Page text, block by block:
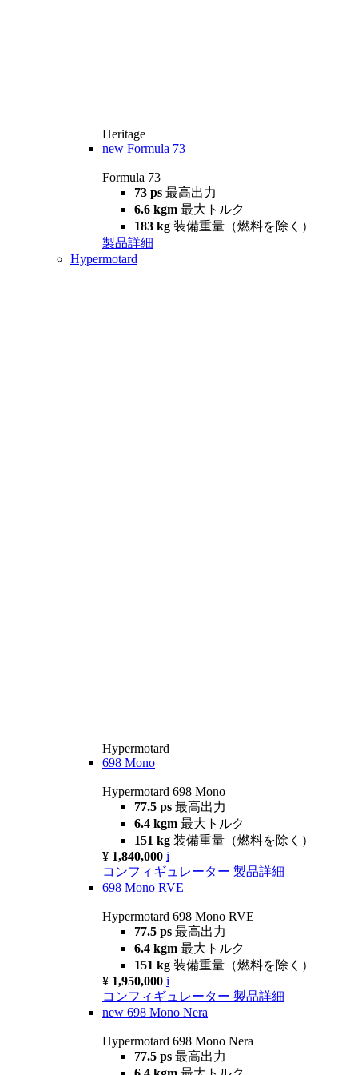
Heritage
new Formula 73
Formula 73
73 ps 最高出力
6.6 kgm 最大トルク
183 kg 装備重量（燃料を除く）
製品詳細
Hypermotard
Hypermotard
698 Mono
Hypermotard 698 Mono
77.5 ps 最高出力
6.4 kgm 最大トルク
151 kg 装備重量（燃料を除く）
¥ 1,840,000 i
コンフィギュレーター 製品詳細
698 Mono RVE
Hypermotard 698 Mono RVE
77.5 ps 最高出力
6.4 kgm 最大トルク
151 kg 装備重量（燃料を除く）
¥ 1,950,000 i
コンフィギュレーター 製品詳細
new 698 Mono Nera
Hypermotard 698 Mono Nera
77.5 ps 最高出力